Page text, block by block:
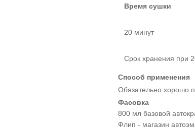
Время сушки
20 минут
Срок хранения при
Способ применения
Обязательно хорошо
Фасовка
800 мл базовой
Флип - магазин